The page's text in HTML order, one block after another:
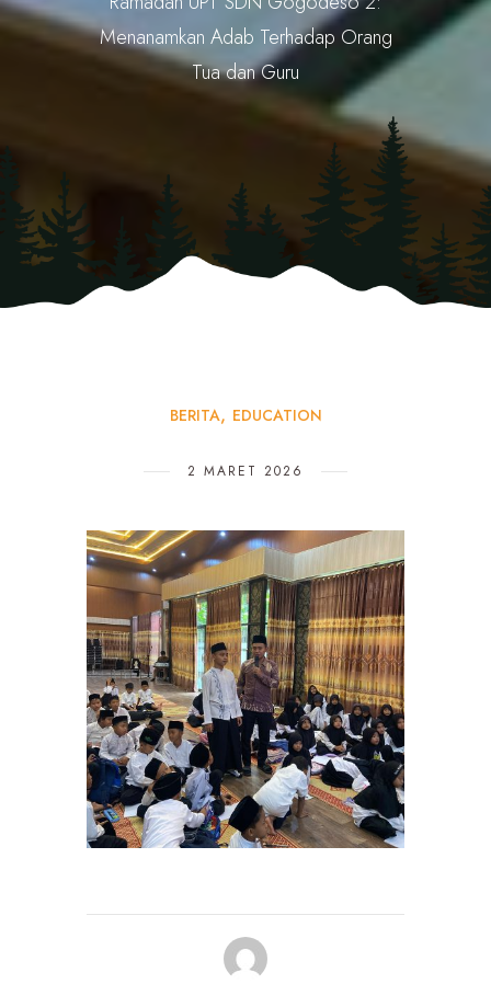
Menanamkan Adab Terhadap Orang
Tua dan Guru
BERITA EDUCATION
2 MARET 2026